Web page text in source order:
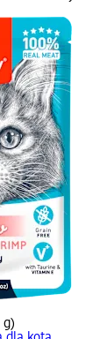
g)